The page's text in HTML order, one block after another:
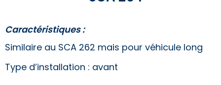
Caractéristiques :
Similaire au SCA 262 mais pour véhicule long
Type d’installation : avant